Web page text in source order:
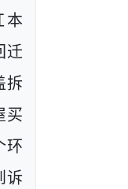
本
迁
拆
买
环
诉